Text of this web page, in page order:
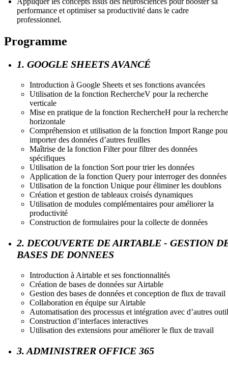
performance et optimiser sa productivité dans le cadre
professionnel.
Programme
1. GOOGLE SHEETS AVANCÉ
Introduction à Google Sheets et ses fonctions avancées
Utilisation de la fonction RechercheV pour la recherche
verticale
Mise en pratique de la fonction RechercheH pour la recherche
horizontale
Compréhension et utilisation de la fonction Import Range
importer des données d’autres feuilles
Maîtrise de la fonction Filter pour filtrer des données
spécifiques
Utilisation de la fonction Sort pour trier les données
Application de la fonction Query pour interroger des données
Utilisation de la fonction Unique pour éliminer les doublons
Création et gestion de tableaux croisés dynamiques
Utilisation de modules complémentaires pour améliorer la
productivité
Construction de formulaires pour la collecte de données
2. DECOUVERTE DE AIRTABLE - GESTION
BASES DE DONNEES
Introduction à Airtable et ses fonctionnalités
Création de bases de données sur Airtable
Gestion des bases de données et conception de flux de travail
Collaboration en équipe sur Airtable
Automatisation des processus et intégration avec d’autres
Construction d’interfaces interactives
Utilisation des extensions pour améliorer le flux de travail
3. ADMINISTRER OFFICE 365